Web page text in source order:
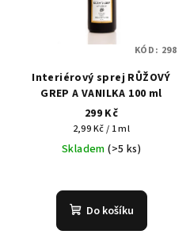
Interiérový sprej RŮŽOVÝ
GREP A VANILKA 100 ml
299 Kč
Měrná
cena:
2,99 Kč / 1 ml
Skladem(>5 ks)
Do košíku
KÓD: 298